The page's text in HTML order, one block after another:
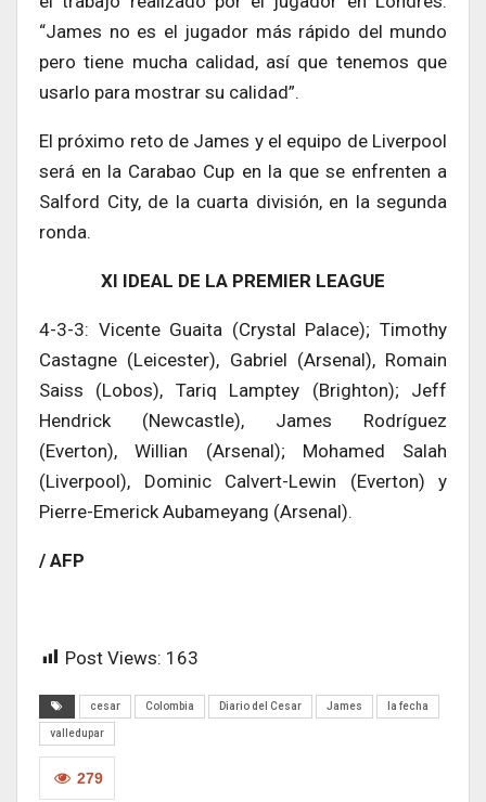
“James no es el jugador más rápido del mundo
pero tiene mucha calidad, así que tenemos que
usarlo para mostrar su calidad”.
El próximo reto de James y el equipo de Liverpool
será en la Carabao Cup en la que se enfrenten a
Salford City, de la cuarta división, en la segunda
ronda.
XI IDEAL DE LA PREMIER LEAGUE
4-3-3: Vicente Guaita (Crystal Palace); Timothy
Castagne (Leicester), Gabriel (Arsenal), Romain
Saiss (Lobos), Tariq Lamptey (Brighton); Jeff
Hendrick (Newcastle), James Rodríguez
(Everton), Willian (Arsenal); Mohamed Salah
(Liverpool), Dominic Calvert-Lewin (Everton) y
Pierre-Emerick Aubameyang (Arsenal).
/ AFP
Post Views: 163
cesar Colombia Diario del Cesar James la fecha
valledupar
279